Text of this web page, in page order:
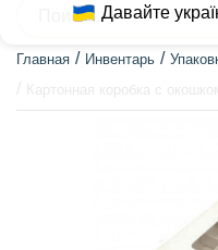
Давайте
Главная Инвентарь